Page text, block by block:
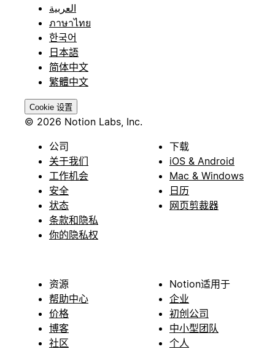
العربية
ภาษาไทย
한국어
日本語
简体中文
繁體中文
Cookie 设置
© 2026 Notion Labs, Inc.
公司
关于我们
工作机会
安全
状态
条款和隐私
你的隐私权
下载
iOS & Android
Mac & Windows
日历
网页剪裁器
资源
帮助中心
价格
博客
社区
Notion适用于
企业
初创公司
中小型团队
个人